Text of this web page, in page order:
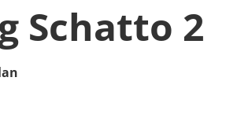
Schatto 2